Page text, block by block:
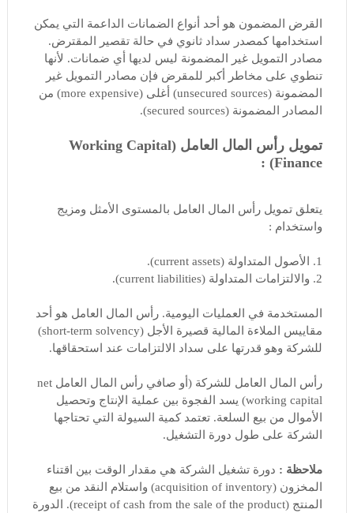
القرض المضمون هو أحد أنواع الضمانات الداعمة التي يمكن
استخدامها كمصدر سداد ثانوي في حالة تقصير المقترض.
مصادر التمويل غير المضمونة ليس لديها أي ضمانات. لأنها
تنطوي على مخاطر أكبر للمقرض فإن مصادر التمويل غير
المضمونة (unsecured sources) أغلى (more expensive) من
المصادر المضمونة (secured sources).
تمويل رأس المال العامل (Working Capital
Finance) :
يتعلق تمويل رأس المال العامل بالمستوى الأمثل ومزيج
واستخدام :
1. الأصول المتداولة (current assets).
2. والالتزامات المتداولة (current liabilities).
المستخدمة في العمليات اليومية. رأس المال العامل هو أحد
مقاييس الملاءة المالية قصيرة الأجل (short-term solvency)
للشركة وهو قدرتها على سداد الالتزامات عند استحقاقها.
رأس المال العامل للشركة (أو صافي رأس المال العامل net
working capital) يسد الفجوة بين عملية الإنتاج وتحصيل
الأموال من بيع السلعة. تعتمد كمية السيولة التي تحتاجها
الشركة على طول دورة التشغيل.
ملاحظة : دورة تشغيل الشركة هي مقدار الوقت بين اقتناء
المخزون (acquisition of inventory) واستلام النقد من بيع
المنتج (receipt of cash from the sale of the product). الدورة